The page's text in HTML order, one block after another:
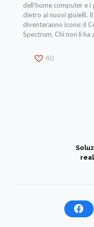
dell’home computer e
dietro ai nuovi gioielli.
diventeranno icone: il
Spectrum, Chi non li
40